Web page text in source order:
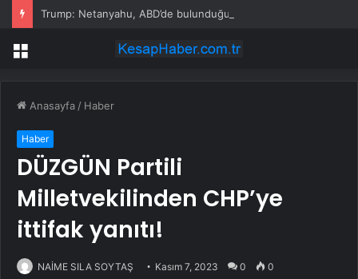
Menü
Anasayfa / Haber
Haber
DÜZGÜN Partili
Milletvekilinden CHP’ye
ittifak yanıtı!
NAİME SILA SOYTAŞ Kasım 7, 2023 0 0